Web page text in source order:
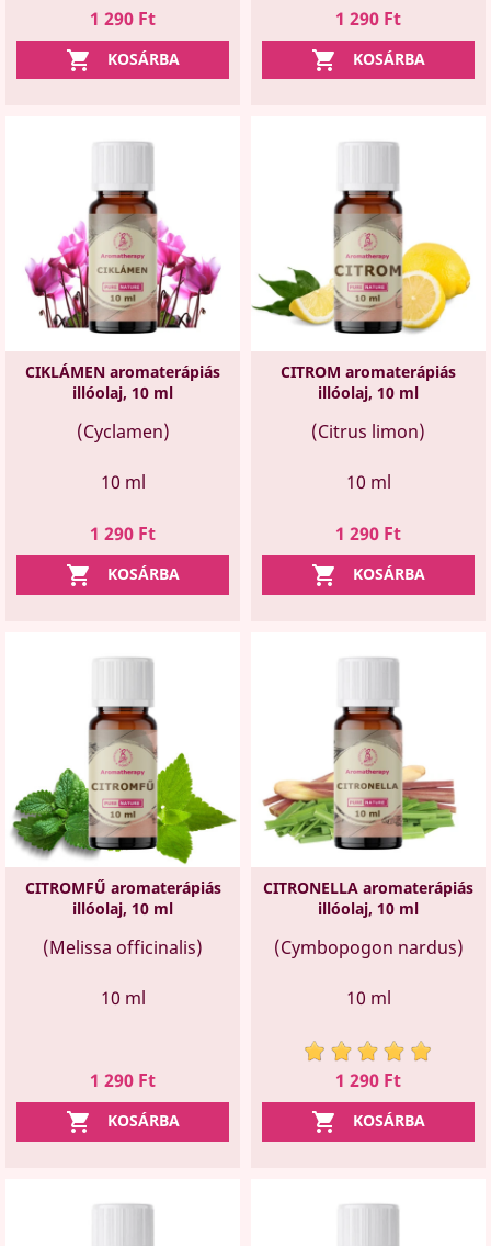
Ár
1 290 Ft
 KOSÁRBA
Ár
1 290 Ft
 KOSÁRBA
CIKLÁMEN aromaterápiás
illóolaj, 10 ml
(Cyclamen)
10 ml
Ár
1 290 Ft
 KOSÁRBA
CITROM aromaterápiás
illóolaj, 10 ml
(Citrus limon)
10 ml
Ár
1 290 Ft
 KOSÁRBA
CITROMFŰ aromaterápiás
illóolaj, 10 ml
(Melissa officinalis)
10 ml
Ár
1 290 Ft
 KOSÁRBA
CITRONELLA aromaterápiás
illóolaj, 10 ml
(Cymbopogon nardus)
10 ml
Ár
1 290 Ft
 KOSÁRBA